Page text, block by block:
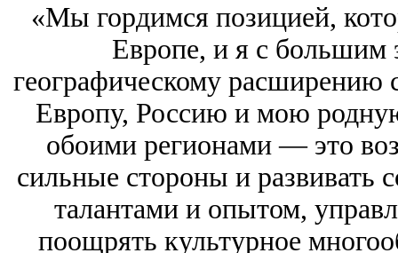
«Мы гордимся позицией,
Европе, и я с большим
географическому
Европу, Россию и мою
обоими регионами — это
сильные стороны и развивать
талантами и опытом,
поощрять культурное